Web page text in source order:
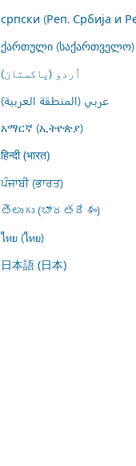
српски (Реп. Србија и
ქართული (საქართველო)
اُردو (پاکستان)
عربي (المنطقة العربية)
አማርኛ (ኢትዮጵያ)
हिन्दी (भारत)
ਪੰਜਾਬੀ (ਭਾਰਤ)
తెలుగు (భారతదేశం)
ไทย (ไทย)
日本語 (日本)